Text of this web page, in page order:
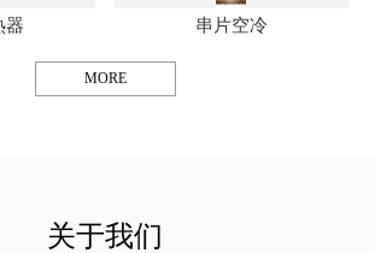
器 串片空冷
MORE
关于我们